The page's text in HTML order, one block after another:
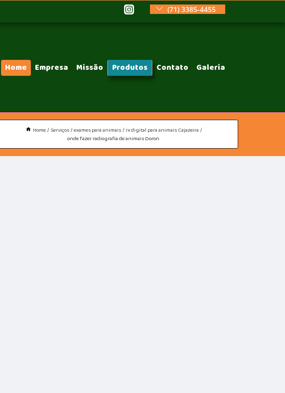
(71) 3385-4455
Home Empresa Missão Produtos Contato Galeria
Home Serviços exames para animais rx digital para animais Cajazeira
onde fazer radiografia de animais Doron